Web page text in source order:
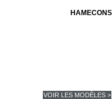
VOIR LES MODÈLES >